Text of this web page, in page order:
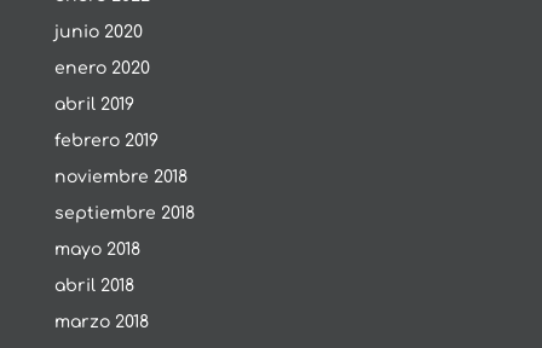
junio 2020
enero 2020
abril 2019
febrero 2019
noviembre 2018
septiembre 2018
mayo 2018
abril 2018
marzo 2018